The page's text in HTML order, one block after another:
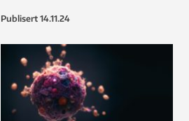
som skal gjøre treningen mer effektiv
på hjemmebane – med telefonen som
personlig trener.
Publisert 14.11.24